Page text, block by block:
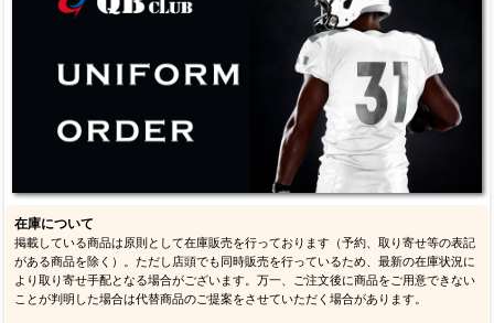
在庫について
掲載している商品は原則として在庫販売を行っております（予約、取り寄せ等の表記
がある商品を除く）。ただし店頭でも同時販売を行っているため、最新の在庫状況に
より取り寄せ手配となる場合がございます。万一、ご注文後に商品をご用意できない
ことが判明した場合は代替商品のご提案をさせていただく場合があります。